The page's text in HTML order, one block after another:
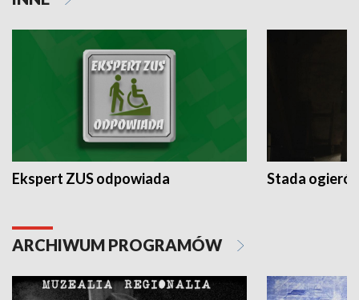
Ekspert ZUS odpowiada Stada
ARCHIWUM PROGRAMÓW